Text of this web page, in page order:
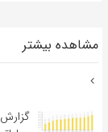
مشاهده بیشتر